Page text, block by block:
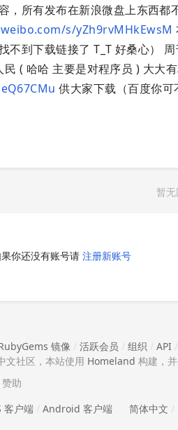
，所有发布在新浪微盘上东西
s/yZh9rvMHkEwsM
不到下载链接了 T_T 好桑心）
( 哈哈 主要是对程序员 ) 大大
供大家下载（百度你
暂无
你还没有账号请 注册新账号
镜像 / 活跃会员 / 组织 / API /
文社区，本站使用 Homeland 构建，
赞助
客户端 / Android 客户端 简体中文 /